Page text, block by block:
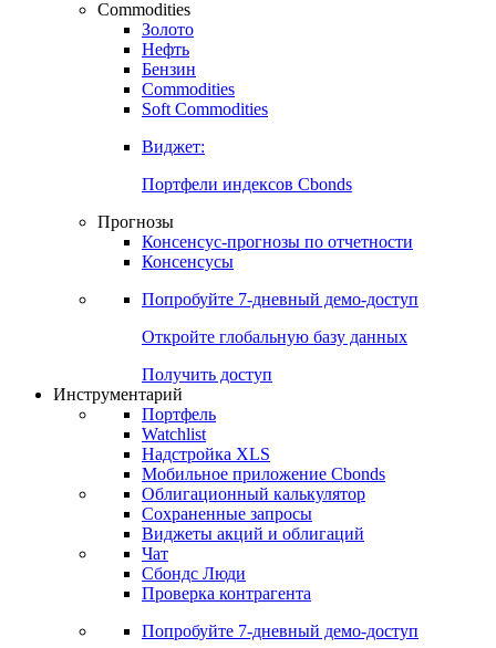
Commodities
Золото
Нефть
Бензин
Commodities
Soft Commodities
Виджет:
Портфели индексов Cbonds
Прогнозы
Консенсус-прогнозы по отчетности
Консенсусы
Попробуйте 7-дневный демо-доступ
Откройте глобальную базу данных
Получить доступ
Инструментарий
Портфель
Watchlist
Надстройка XLS
Мобильное приложение Cbonds
Облигационный калькулятор
Сохраненные запросы
Виджеты акций и облигаций
Чат
Сбондс Люди
Проверка контрагента
Попробуйте 7-дневный демо-доступ